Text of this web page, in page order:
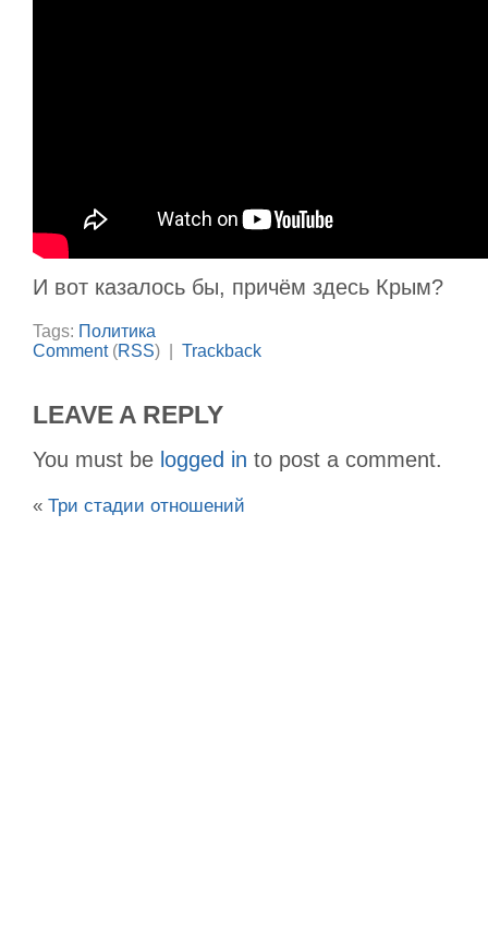
И вот казалось бы, причём здесь Крым?
Tags: Политика
Comment(RSS) | Trackback
LEAVE A REPLY
You must be logged in to post a comment.
« Три стадии отношений